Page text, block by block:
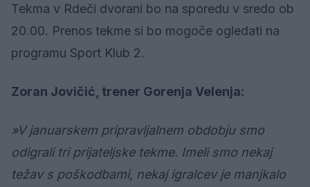
Tekma v Rdeči dvorani bo na sporedu v sredo ob
20.00. Prenos tekme si bo mogoče ogledati na
programu Sport Klub 2.
Zoran Jovičić, trener Gorenja Velenja:
»V januarskem pripravljalnem obdobju smo
odigrali tri prijateljske tekme. Imeli smo nekaj
težav s poškodbami, nekaj igralcev je manjkalo